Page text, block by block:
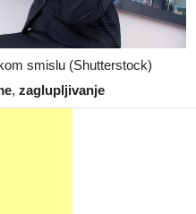
smislu (Shutterstock)
, zaglupljivanje